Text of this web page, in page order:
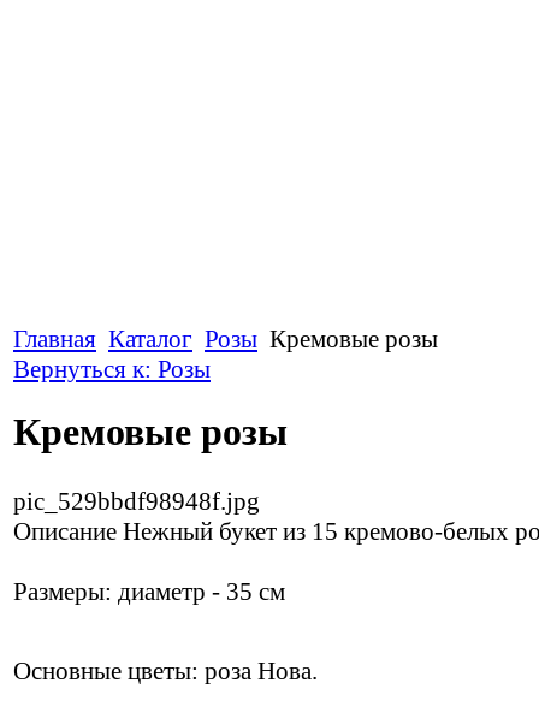
Главная Каталог Розы Кремовые розы
Вернуться к: Розы
Кремовые розы
pic_529bbdf98948f.jpg
Описание Нежный букет из 15 кремово-белых
Размеры: диаметр - 35 см
Основные цветы: роза Нова.